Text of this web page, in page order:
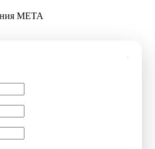
МЕТА